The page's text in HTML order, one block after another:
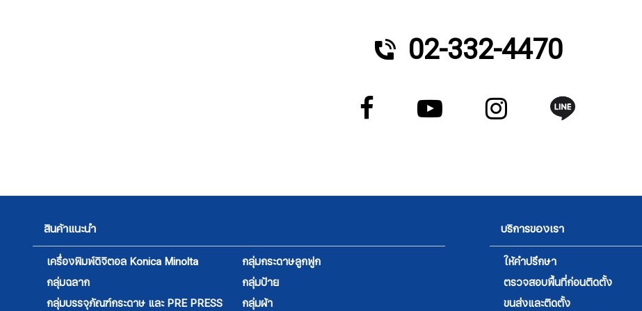
02-332-4470
สินค้าแนะนำ
เครื่องพิมพ์ดิจิตอล Konica Minolta
กลุ่มกระดาษลูกฟูก
กลุ่มฉลาก
กลุ่มป้าย
กลุ่มบรรจุภัณฑ์กระดาษ และ PRE PRESS
กลุ่มผ้า
บริการของเรา
ให้คำปรึกษา
ตรวจสอบพื้นที่ก่อนติดตั้ง
ขนส่งและติดตั้ง